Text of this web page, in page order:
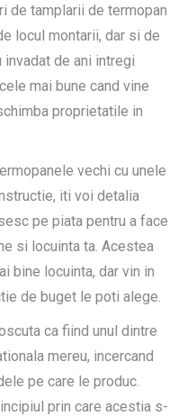
de tamplarii de termopan
locul montarii, dar si de
de ani intregi
mai bune cand vine
proprietatile in
vechi cu unele
iti voi detalia
pe piata pentru a face
si locuinta ta. Acestea
bine locuinta, dar vin in
de buget le poti alege.
ca fiind unul dintre
mereu, incercand
pe care le produc.
prin care acestia s-